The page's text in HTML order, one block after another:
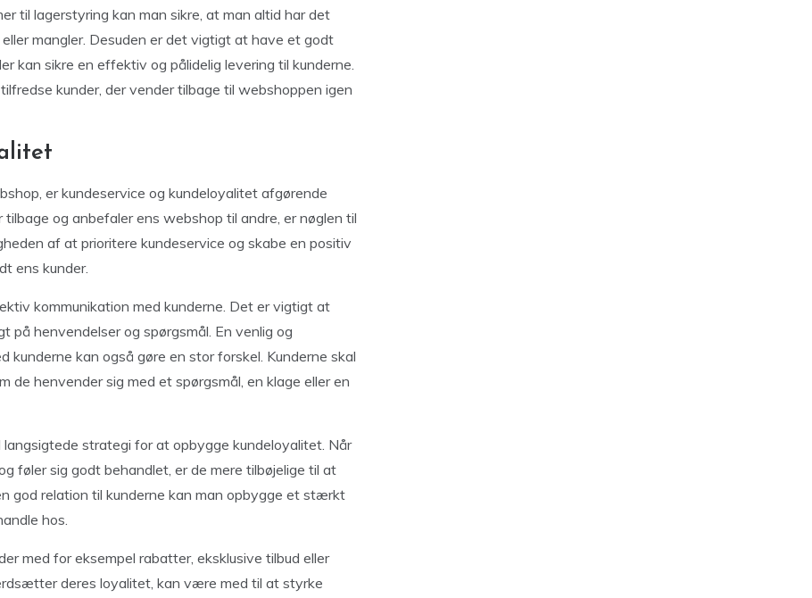
til lagerstyring kan man sikre, at man altid har det
mangler. Desuden er det vigtigt at have et godt
kan sikre en effektiv og pålidelig levering til kunderne.
kunder, der vender tilbage til webshoppen igen
er kundeservice og kundeloyalitet afgørende
og anbefaler ens webshop til andre, er nøglen til
af at prioritere kundeservice og skabe en positiv
ens kunder.
kommunikation med kunderne. Det er vigtigt at
henvendelser og spørgsmål. En venlig og
kunderne kan også gøre en stor forskel. Kunderne skal
henvender sig med et spørgsmål, en klage eller en
strategi for at opbygge kundeloyalitet. Når
føler sig godt behandlet, er de mere tilbøjelige til at
god relation til kunderne kan man opbygge et stærkt
hos.
med for eksempel rabatter, eksklusive tilbud eller
deres loyalitet, kan være med til at styrke